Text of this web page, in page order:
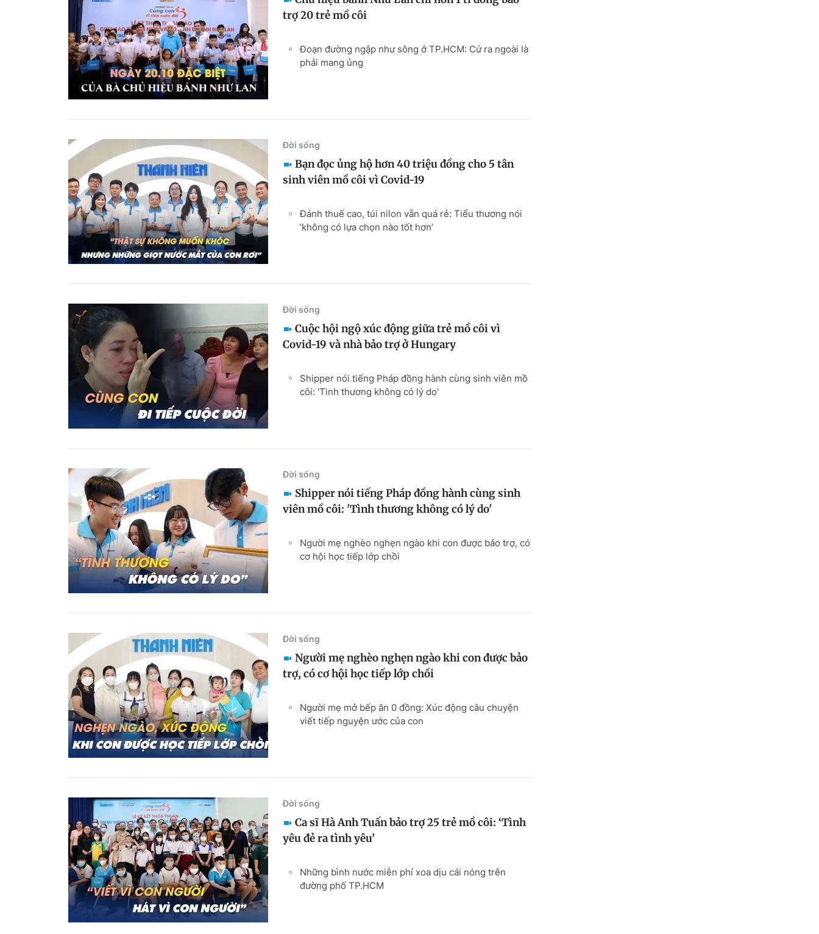
trợ 20 trẻ mồ côi
Đoạn đường ngập như sông ở TP.HCM: Cứ ra ngoài là
phải mang ủng
Đời sống
Bạn đọc ủng hộ hơn 40 triệu đồng cho 5 tân
sinh viên mồ côi vì Covid-19
Đánh thuế cao, túi nilon vẫn quá rẻ: Tiểu thương nói
‘không có lựa chọn nào tốt hơn’
Đời sống
Cuộc hội ngộ xúc động giữa trẻ mồ côi vì
Covid-19 và nhà bảo trợ ở Hungary
Shipper nói tiếng Pháp đồng hành cùng sinh viên mồ
côi: 'Tình thương không có lý do'
Đời sống
Shipper nói tiếng Pháp đồng hành cùng sinh
viên mồ côi: 'Tình thương không có lý do'
Người mẹ nghèo nghẹn ngào khi con được bảo trợ, có
cơ hội học tiếp lớp chồi
Đời sống
Người mẹ nghèo nghẹn ngào khi con được bảo
trợ, có cơ hội học tiếp lớp chồi
Người mẹ mở bếp ăn 0 đồng: Xúc động câu chuyện
viết tiếp nguyện ước của con
Đời sống
Ca sĩ Hà Anh Tuấn bảo trợ 25 trẻ mồ côi: ‘Tình
yêu đẻ ra tình yêu’
Những bình nước miễn phí xoa dịu cái nóng trên
đường phố TP.HCM